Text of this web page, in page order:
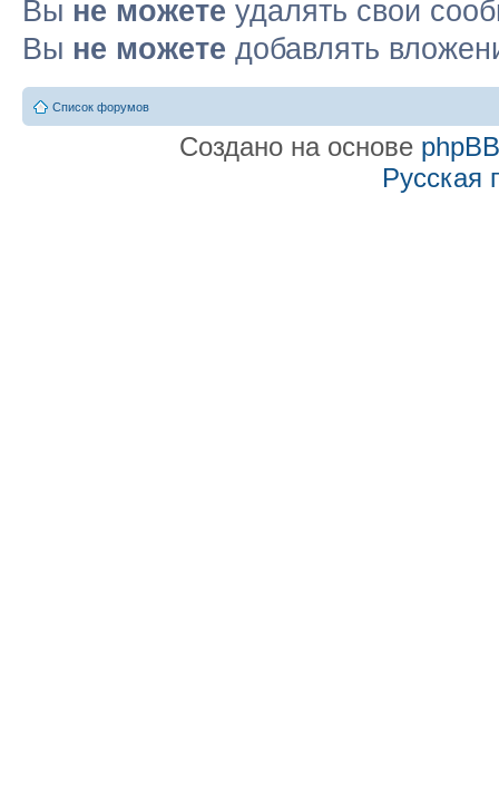
Вы не можете удалять свои
Вы не можете добавлять
Список форумов
Создано на основе phpBB
Русская